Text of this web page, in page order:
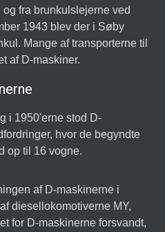
fra brunkulslejerne ved
1943 blev der i Søby
Mange af transporterne til
af D-maskiner.
i 1950'erne stod D-
hvor de begyndte
op til 16 vogne.
af D-maskinerne i
diesellokomotiverne MY,
for D-maskinerne forsvandt,